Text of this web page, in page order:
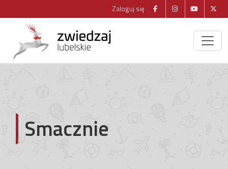
Zaloguj się
Smacznie